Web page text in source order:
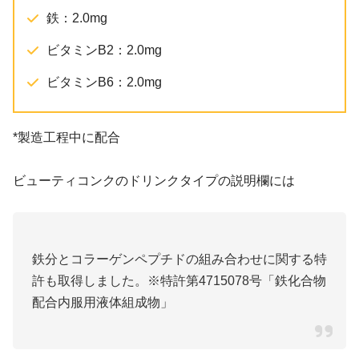
鉄：2.0mg
ビタミンB2：2.0mg
ビタミンB6：2.0mg
*製造工程中に配合
ビューティコンクのドリンクタイプの説明欄には
鉄分とコラーゲンペプチドの組み合わせに関する特
許も取得しました。※特許第4715078号「鉄化合物
配合内服用液体組成物」